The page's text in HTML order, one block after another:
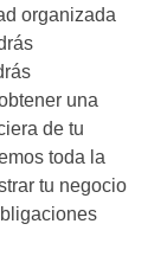
organizada
una
de tu
toda la
tu negocio